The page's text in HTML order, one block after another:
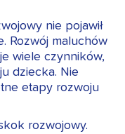
nie pojawił
Rozwój maluchów
wiele czynników,
dziecka. Nie
etapy rozwoju
rozwojowy.